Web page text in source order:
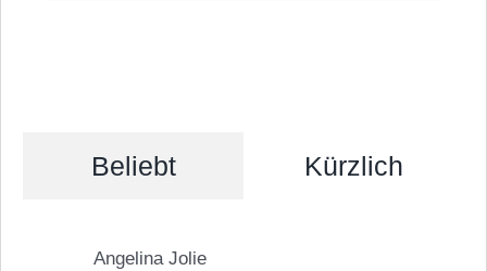
Beliebt Kürzlich
Angelina Jolie